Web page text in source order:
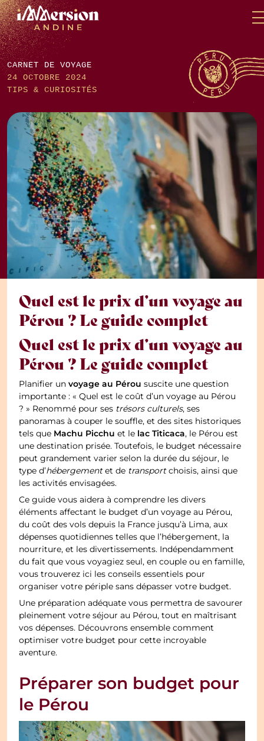
Skip
to
content
CARNET DE VOYAGE
24 OCTOBRE 2024
TIPS & CURIOSITÉS
Quel est le prix d’un voyage au
Pérou ? Le guide complet
Quel est le prix d’un voyage au
Pérou ? Le guide complet
Planifier unvoyage au Pérou suscite une question
importante : « Quel est le coût d’un voyage au Pérou
? » Renommé pour ses trésors culturels, ses
panoramas à couper le souffle, et des sites historiques
tels que Machu Picchu et le lac Titicaca, le Pérou est
une destination prisée. Toutefois, le budget nécessaire
peut grandement varier selon la durée du séjour, le
type d’hébergementet de transportchoisis, ainsi que
les activités envisagées.
Ce guide vous aidera à comprendre les divers
éléments affectant le budget d’un voyage au Pérou,
du coût des vols depuis la France jusqu’à Lima, aux
dépenses quotidiennes telles que l’hébergement, la
nourriture, et les divertissements. Indépendamment
du fait que vous voyagiez seul, en couple ou en famille,
vous trouverez ici les conseils essentiels pour
organiser votre périple sans dépasser votre budget.
Une préparation adéquate vous permettra de savourer
pleinement votre séjour au Pérou, tout en maîtrisant
vos dépenses. Découvrons ensemble comment
optimiser votre budget pour cette incroyable
aventure.
Préparer son budget pour
le Pérou
Panneau de gestion des cookies